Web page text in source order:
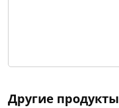
Другие продукты